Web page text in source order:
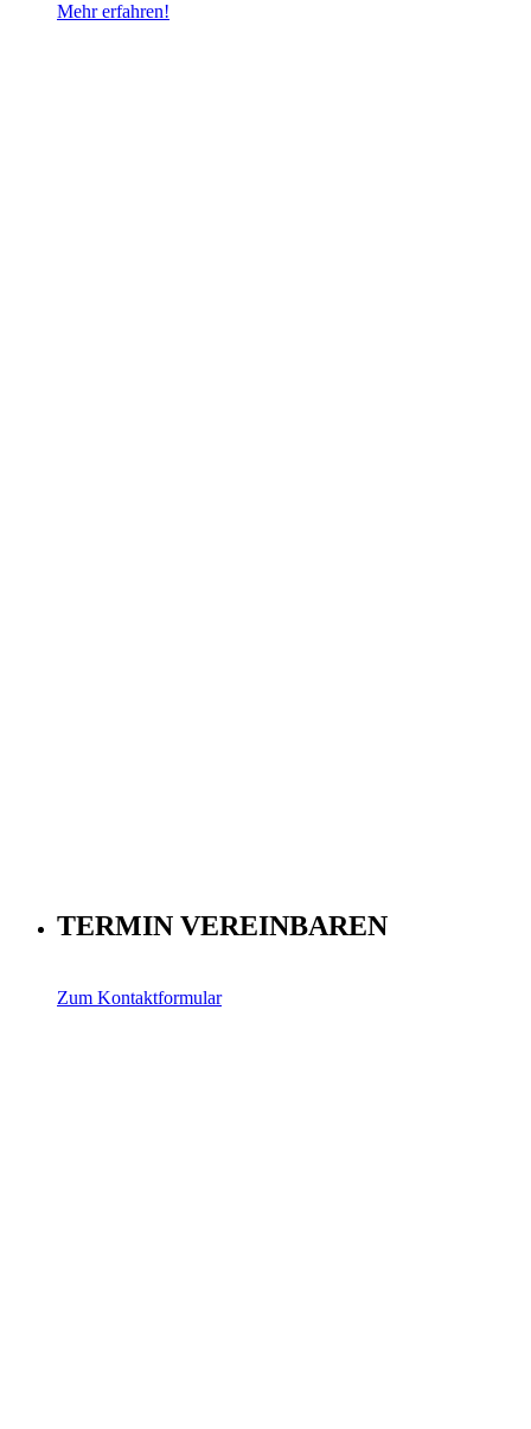
Mehr erfahren!
TERMIN VEREINBAREN
Zum Kontaktformular